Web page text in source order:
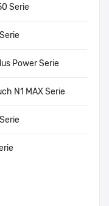
Serie
Power Serie
N1 MAX Serie